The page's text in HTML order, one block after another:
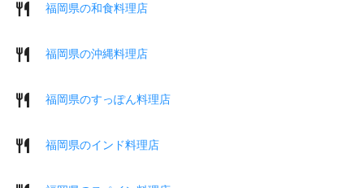
福岡県の和食料理店
福岡県の沖縄料理店
福岡県のすっぽん料理店
福岡県のインド料理店